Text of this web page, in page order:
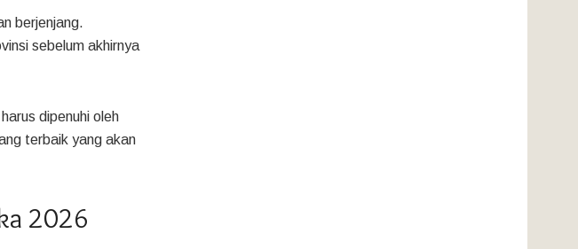
berjenjang.
sebelum akhirnya
dipenuhi oleh
terbaik yang akan
2026